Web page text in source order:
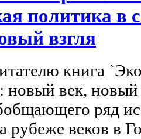
политика в
взгля
книга
новый век, новый
ряд
веков в